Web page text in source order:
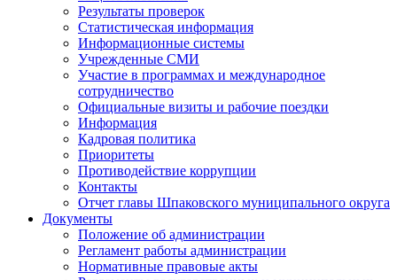
Результаты проверок
Статистическая информация
Информационные системы
Учрежденные СМИ
Участие в программах и международное
сотрудничество
Официальные визиты и рабочие поездки
Информация
Кадровая политика
Приоритеты
Противодействие коррупции
Контакты
Отчет главы Шпаковского муниципального округа
Документы
Положение об администрации
Регламент работы администрации
Нормативные правовые акты